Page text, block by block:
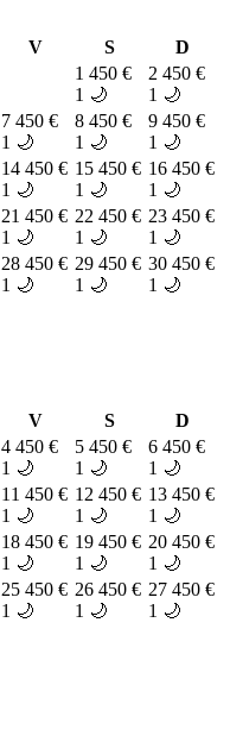
V S
D
1 450 €
1 🌙
2 450 €
1 🌙
7 450 €
1 🌙
8 450 €
1 🌙
9 450 €
1 🌙
14 450 €
1 🌙
15 450 €
1 🌙
16 450 €
1 🌙
21 450 €
1 🌙
22 450 €
1 🌙
23 450 €
1 🌙
28 450 €
1 🌙
29 450 €
1 🌙
30 450 €
1 🌙
V S
D
4 450 €
1 🌙
5 450 €
1 🌙
6 450 €
1 🌙
11 450 €
1 🌙
12 450 €
1 🌙
13 450 €
1 🌙
18 450 €
1 🌙
19 450 €
1 🌙
20 450 €
1 🌙
25 450 €
1 🌙
26 450 €
1 🌙
27 450 €
1 🌙